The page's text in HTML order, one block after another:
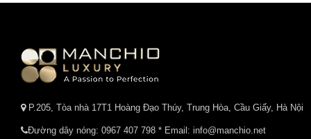
P.205, Tòa nhà 17T1 Hoàng Đạo Thúy, Trung Hòa, Cầu Giấy, Hà Nội
Đường dây nóng: 0967 407 798 * Email: info@manchio.net